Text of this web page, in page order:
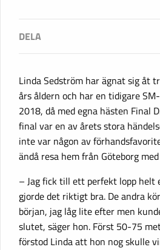
Linda Sedström har ägnat sig åt
års åldern och har en tidigare
2018, då med egna hästen Final
final var en av årets stora
inte var någon av
ändå resa hem från Göteborg
– Jag fick till ett perfekt lopp helt
gjorde det riktigt bra. De andra
början, jag låg lite efter men
slutet, säger hon. Först 50-75
förstod Linda att hon nog skulle